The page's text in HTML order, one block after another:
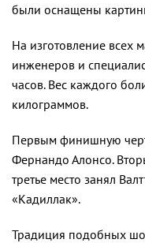
были оснащены
На изготовление всех
инженеров и
часов. Вес каждого
килограммов.
Первым финишную
Фернандо Алонсо.
третье место занял
«Кадиллак».
Традиция подобных